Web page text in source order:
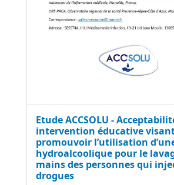
Etude ACCSOLU -
intervention éducative
promouvoir l’utilisation
hydroalcoolique pour le
mains des personnes qui
drogues